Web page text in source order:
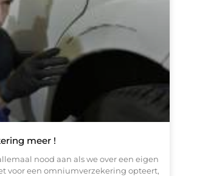
meer !
nood aan als we over een eigen
voor een omniumverzekering opteert,